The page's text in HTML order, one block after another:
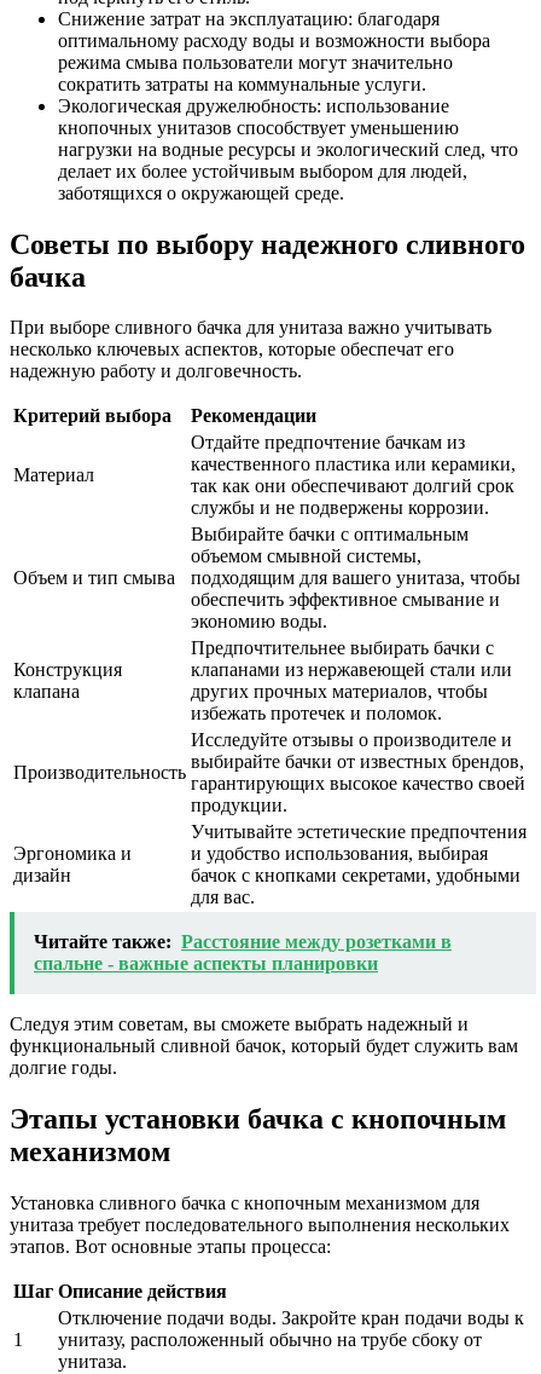
Снижение затрат на эксплуатацию: благодаря
оптимальному расходу воды и возможности выбора
режима смыва пользователи могут значительно
сократить затраты на коммунальные услуги.
Экологическая дружелюбность: использование
кнопочных унитазов способствует уменьшению
нагрузки на водные ресурсы и экологический след, что
делает их более устойчивым выбором для людей,
заботящихся о окружающей среде.
Советы по выбору надежного сливного
бачка
При выборе сливного бачка для унитаза важно учитывать
несколько ключевых аспектов, которые обеспечат его
надежную работу и долговечность.
Критерий выбора Рекомендации
Материал
Отдайте предпочтение бачкам из
качественного пластика или керамики,
так как они обеспечивают долгий срок
службы и не подвержены коррозии.
Объем и тип смыва
Выбирайте бачки с оптимальным
объемом смывной системы,
подходящим для вашего унитаза, чтобы
обеспечить эффективное смывание и
экономию воды.
Конструкция
клапана
Предпочтительнее выбирать бачки с
клапанами из нержавеющей стали или
других прочных материалов, чтобы
избежать протечек и поломок.
Производительность
Исследуйте отзывы о производителе и
выбирайте бачки от известных брендов,
гарантирующих высокое качество своей
продукции.
Эргономика и
дизайн
Учитывайте эстетические предпочтения
и удобство использования, выбирая
бачок с кнопками секретами, удобными
для вас.
Читайте также: Расстояние между розетками в
спальне - важные аспекты планировки
Следуя этим советам, вы сможете выбрать надежный и
функциональный сливной бачок, который будет служить вам
долгие годы.
Этапы установки бачка с кнопочным
механизмом
Установка сливного бачка с кнопочным механизмом для
унитаза требует последовательного выполнения нескольких
этапов. Вот основные этапы процесса:
Шаг Описание действия
1
Отключение подачи воды. Закройте кран подачи воды к
унитазу, расположенный обычно на трубе сбоку от
унитаза.